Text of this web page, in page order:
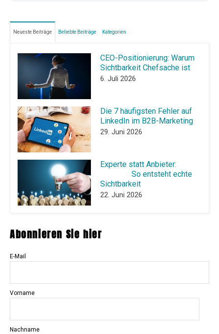
Neueste Beiträge Beliebte Beiträge Kategorien
CEO-Positionierung: Warum
Sichtbarkeit Chefsache ist
6. Juli 2026
Die 7 häufigsten Fehler auf
LinkedIn im B2B-Marketing
29. Juni 2026
Experte statt Anbieter:
So entsteht echte
Sichtbarkeit
22. Juni 2026
Abonnieren Sie hier
E-Mail
Vorname
Nachname